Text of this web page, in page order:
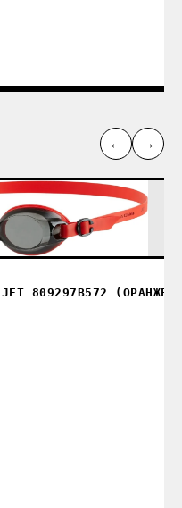
← →
809297B572